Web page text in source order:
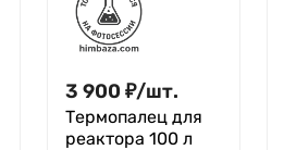
3 900 ₽/шт.
Термопалец для
реактора 100 л